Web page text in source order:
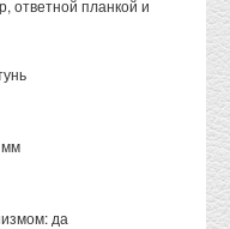
ответной планкой и
мм
да